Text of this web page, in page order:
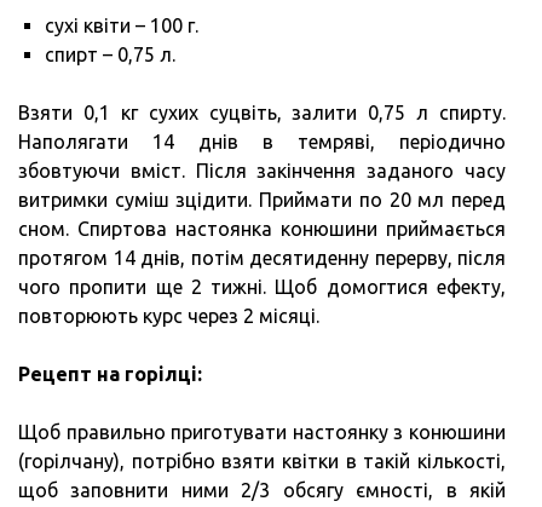
сухі квіти – 100 г.
спирт – 0,75 л.
Взяти 0,1 кг сухих суцвіть, залити 0,75 л спирту.
Наполягати 14 днів в темряві, періодично
збовтуючи вміст. Після закінчення заданого часу
витримки суміш зцідити. Приймати по 20 мл перед
сном. Спиртова настоянка конюшини приймається
протягом 14 днів, потім десятиденну перерву, після
чого пропити ще 2 тижні. Щоб домогтися ефекту,
повторюють курс через 2 місяці.
Рецепт на горілці:
Щоб правильно приготувати настоянку з конюшини
(горілчану), потрібно взяти квітки в такій кількості,
щоб заповнити ними 2/3 обсягу ємності, в якій